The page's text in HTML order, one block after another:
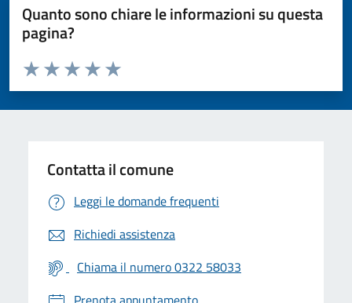
Quanto sono chiare le informazioni su questa
pagina?
Valuta da 1 a 5 stelle la pagina
Valuta 5 stelle su 5
Valuta 4 stelle su 5
Valuta 3 stelle su 5
Valuta 2 stelle su 5
Valuta 1 stelle su 5
Contatta il comune
Leggi le domande frequenti
Richiedi assistenza
Chiama il numero 0322 58033